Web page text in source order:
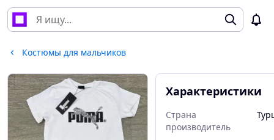
Костюмы для мальчиков
Характеристики
Страна
производитель